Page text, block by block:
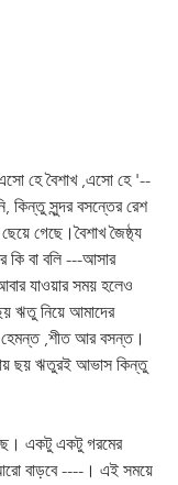
হে বৈশাখ ,এসো হে '--
কিন্তু সুন্দর বসন্তের রেশ
গেছে।বৈশাখ জৈষ্ঠ্য
কি বা বলি ---আসার
যাওয়ার সময় হলেও
ঋতু নিয়ে আমাদের
হেমন্ত ,শীত আর বসন্ত।
ছয় ঋতুরই আভাস কিন্তু
একটু একটু গরমের
বাড়বে ----। এই সময়ে